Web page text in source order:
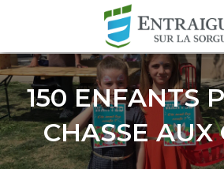
150 ENFANTS
CHASSE AUX